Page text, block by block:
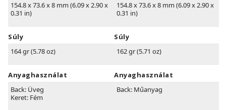
154.8 x 73.6 x 8 mm (6.09 x 2.90 x
0.31 in)
Súly
164 gr (5.78 oz)
Anyaghasználat
Back: Üveg
Keret: Fém
154.8 x 73.6 x 8 mm (6.09 x 2.90 x
0.31 in)
Súly
162 gr (5.71 oz)
Anyaghasználat
Back: Műanyag